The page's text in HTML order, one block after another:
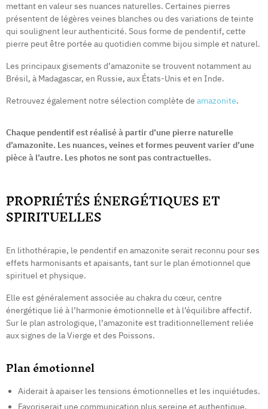
mettant en valeur ses nuances naturelles. Certaines pierres
présentent de légères veines blanches ou des variations de teinte
qui soulignent leur authenticité. Sous forme de pendentif, cette
pierre peut être portée au quotidien comme bijou simple et naturel.
Les principaux gisements d’amazonite se trouvent notamment au
Brésil, à Madagascar, en Russie, aux États-Unis et en Inde.
Retrouvez également notre sélection complète de amazonite.
Chaque pendentif est réalisé à partir d’une pierre naturelle
d’amazonite. Les nuances, veines et formes peuvent varier d’une
pièce à l’autre. Les photos ne sont pas contractuelles.
PROPRIÉTÉS ÉNERGÉTIQUES ET
SPIRITUELLES
En lithothérapie, le pendentif en amazonite serait reconnu pour ses
effets harmonisants et apaisants, tant sur le plan émotionnel que
spirituel et physique.
Elle est généralement associée au chakra du cœur, centre
énergétique lié à l’harmonie émotionnelle et à l’équilibre affectif.
Sur le plan astrologique, l’amazonite est traditionnellement reliée
aux signes de la Vierge et des Poissons.
Plan émotionnel
Aiderait à apaiser les tensions émotionnelles et les inquiétudes.
Favoriserait une communication plus sereine et authentique.